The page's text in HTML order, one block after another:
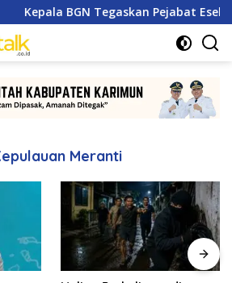
BGN Tegaskan Pejabat Eselon 1 dan
Meranti